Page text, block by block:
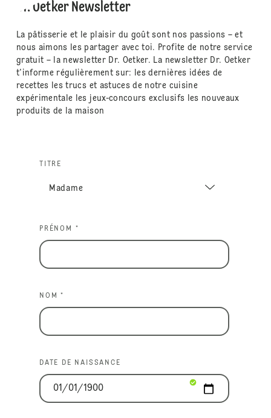
Dr. Oetker Newsletter
La pâtisserie et le plaisir du goût sont nos passions – et
nous aimons les partager avec toi. Profite de notre service
gratuit – la newsletter Dr. Oetker. La newsletter Dr. Oetker
t'informe régulièrement sur: les dernières idées de
recettes les trucs et astuces de notre cuisine
expérimentale les jeux-concours exclusifs les nouveaux
produits de la maison
TITRE
PRÉNOM *
NOM *
DATE DE NAISSANCE